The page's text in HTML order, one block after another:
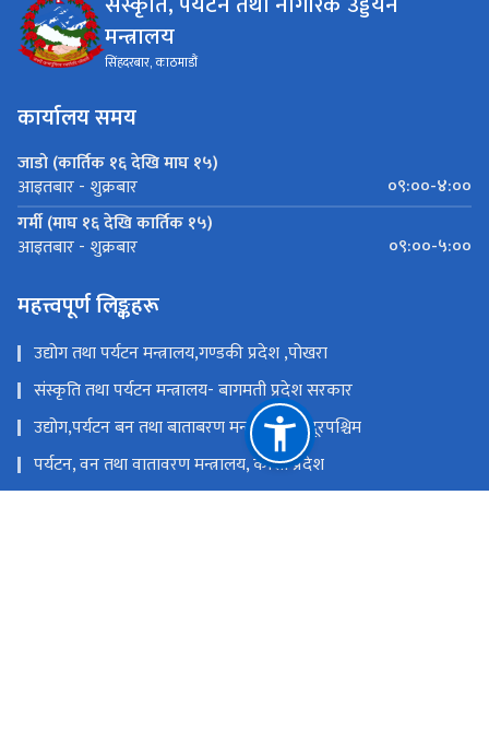
मन्त्रालय
सिंहदरबार, काठमाडौं
कार्यालय समय
जाडो (कार्तिक १६ देखि माघ १५)
आइतबार - शुक्रबार
०९:००-४:००
गर्मी (माघ १६ देखि कार्तिक १५)
आइतबार - शुक्रबार ०९:००-५:००
महत्त्वपूर्ण लिङ्कहरू
उद्योग तथा पर्यटन मन्त्रालय,गण्डकी प्रदेश ,पोखरा
संस्कृति तथा पर्यटन मन्त्रालय- बागमती प्रदेश सरकार
उद्योग,पर्यटन बन तथा बाताबरण मन्त्रालय - सुदूरपश्चिम
पर्यटन, वन तथा वातावरण मन्त्रालय, कोशी प्रदेश